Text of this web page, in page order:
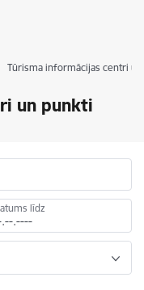
Tūrisma informācijas centri
un punkti
līdz